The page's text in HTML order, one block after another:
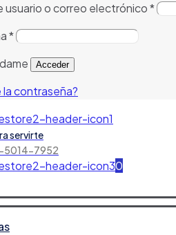
usuario o correo electrónico*
*
Acceder
contraseña?
servirte
5014-7952
0